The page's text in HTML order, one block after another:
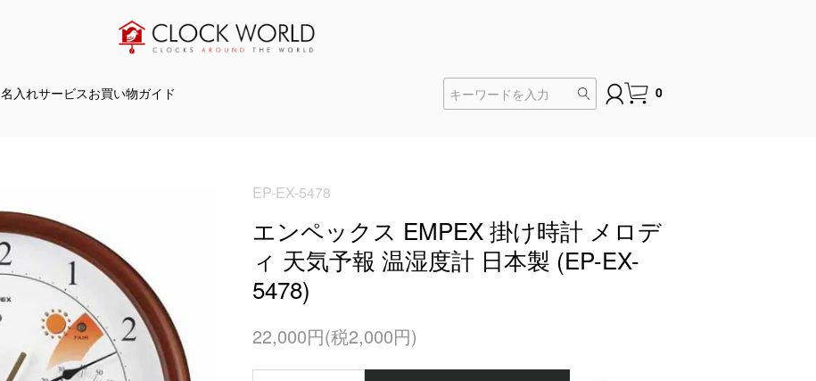
名入れサービスお買い物ガイド 0
EP-EX-5478
エンペックス EMPEX 掛け時計 メロデ
ィ 天気予報 温湿度計 日本製 (EP-EX-
5478)
22,000円(税2,000円)